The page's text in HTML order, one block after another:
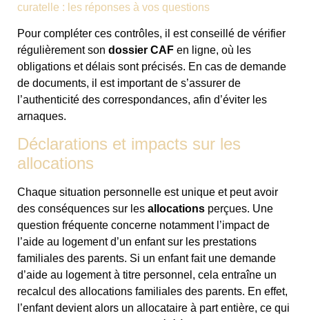
curatelle : les réponses à vos questions
Pour compléter ces contrôles, il est conseillé de vérifier
régulièrement son dossier CAF en ligne, où les
obligations et délais sont précisés. En cas de demande
de documents, il est important de s’assurer de
l’authenticité des correspondances, afin d’éviter les
arnaques.
Déclarations et impacts sur les
allocations
Chaque situation personnelle est unique et peut avoir
des conséquences sur les allocations perçues. Une
question fréquente concerne notamment l’impact de
l’aide au logement d’un enfant sur les prestations
familiales des parents. Si un enfant fait une demande
d’aide au logement à titre personnel, cela entraîne un
recalcul des allocations familiales des parents. En effet,
l’enfant devient alors un allocataire à part entière, ce qui